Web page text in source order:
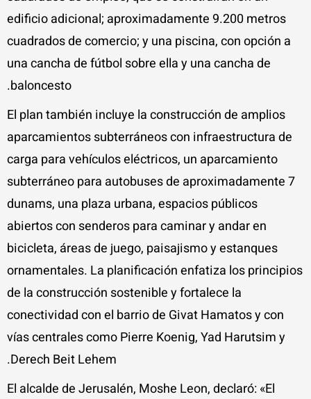
edificio adicional; aproximadamente 9.200 metros
cuadrados de comercio; y una piscina, con opción a
una cancha de fútbol sobre ella y una cancha de
baloncesto.
El plan también incluye la construcción de amplios
aparcamientos subterráneos con infraestructura de
carga para vehículos eléctricos, un aparcamiento
subterráneo para autobuses de aproximadamente 7
dunams, una plaza urbana, espacios públicos
abiertos con senderos para caminar y andar en
bicicleta, áreas de juego, paisajismo y estanques
ornamentales. La planificación enfatiza los principios
de la construcción sostenible y fortalece la
conectividad con el barrio de Givat Hamatos y con
vías centrales como Pierre Koenig, Yad Harutsim y
Derech Beit Lehem.
El alcalde de Jerusalén, Moshe Leon, declaró: «El